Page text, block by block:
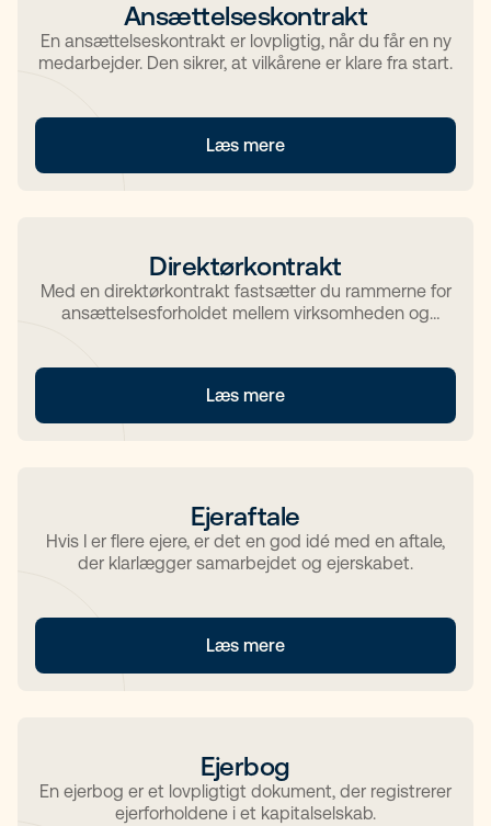
Ansættelseskontrakt
En ansættelseskontrakt er lovpligtig, når du får en ny
medarbejder. Den sikrer, at vilkårene er klare fra start.
Læs mere
Direktørkontrakt
Med en direktørkontrakt fastsætter du rammerne for
ansættelsesforholdet mellem virksomheden og
Læs mere
Ejeraftale
Hvis I er flere ejere, er det en god idé med en aftale,
der klarlægger samarbejdet og ejerskabet.
Læs mere
Ejerbog
En ejerbog er et lovpligtigt dokument, der registrerer
ejerforholdene i et kapitalselskab.